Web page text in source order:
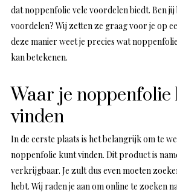
dat noppenfolie vele voordelen biedt. Ben jij
voordelen? Wij zetten ze graag voor je op
deze manier weet je precies wat
kan betekenen.
Waar je noppenfolie
vinden
In de eerste plaats is het belangrijk om te
noppenfolie kunt vinden. Dit product is
verkrijgbaar. Je zult dus even moeten
hebt. Wij raden je aan om online te zoeken